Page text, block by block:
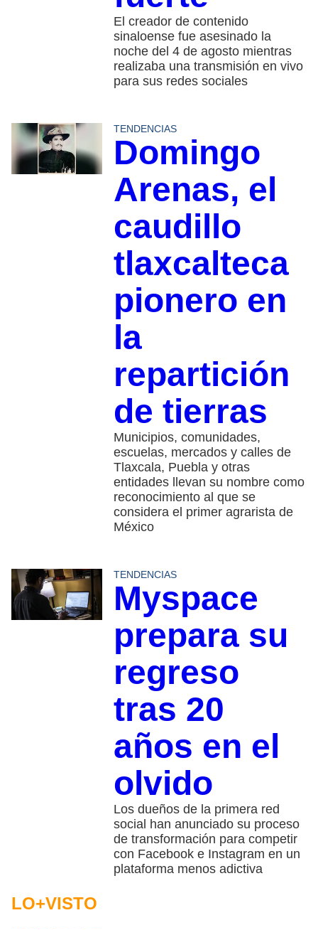
El creador de contenido
sinaloense fue asesinado la
noche del 4 de agosto mientras
realizaba una transmisión en vivo
para sus redes sociales
TENDENCIAS
Domingo
Arenas, el
caudillo
tlaxcalteca
pionero en
la
repartición
de tierras
Municipios, comunidades,
escuelas, mercados y calles de
Tlaxcala, Puebla y otras
entidades llevan su nombre como
reconocimiento al que se
considera el primer agrarista de
México
TENDENCIAS
Myspace
prepara su
regreso
tras 20
años en el
olvido
Los dueños de la primera red
social han anunciado su proceso
de transformación para competir
con Facebook e Instagram en un
plataforma menos adictiva
LO+VISTO